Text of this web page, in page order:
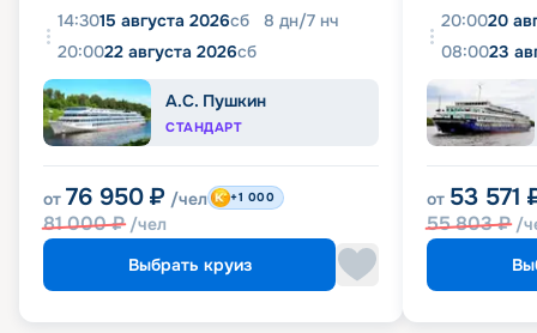
14:3015 августа 2026сб 8 дн/7 нч
20:0022 августа 2026сб
А.С. Пушкин
СТАНДАРТ
от 76 950 ₽ /чел
81 000₽ /чел
+1 000
Выбрать круиз
20:0020
08:0023
от 53 571
55 803₽ /